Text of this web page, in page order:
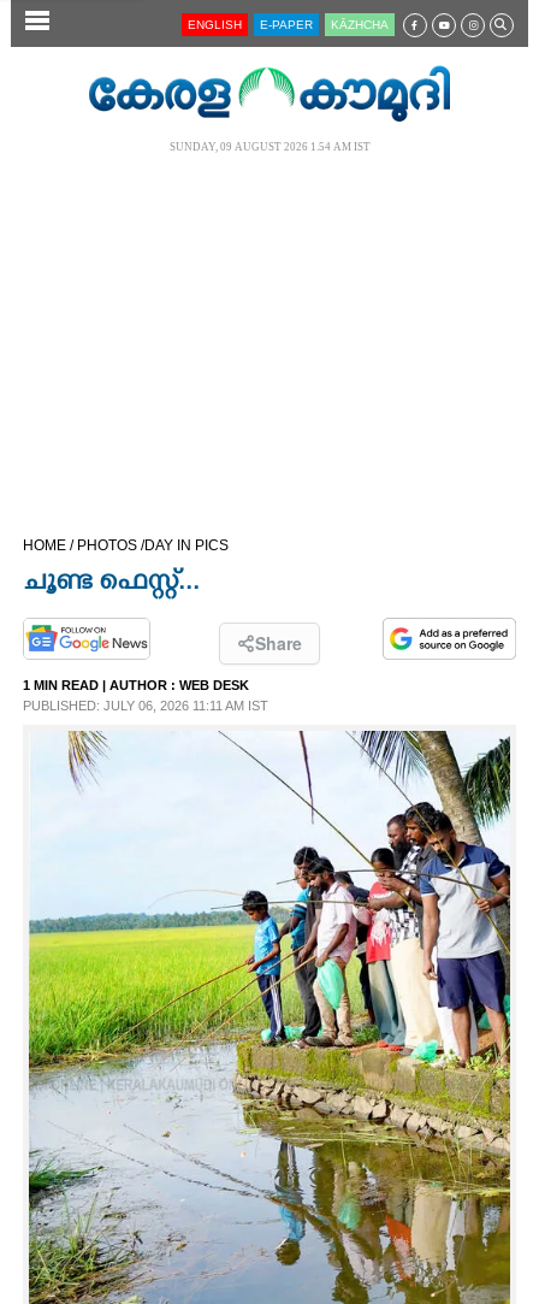
SECTIONS
OPINION
PHOTOS
LIFESTYLE
ART
ASTRO
CARTOONS
LITERATURE
ZOOM
ENGLISH E-PAPER KĀZHCHA
SUNDAY, 09 AUGUST 2026 1.54 AM IST
HOME / PHOTOS /DAY IN PICS
ചൂണ്ട ഫെസ്റ്റ്...
Share
1 MIN READ | AUTHOR : WEB DESK
PUBLISHED: JULY 06, 2026 11:11 AM IST